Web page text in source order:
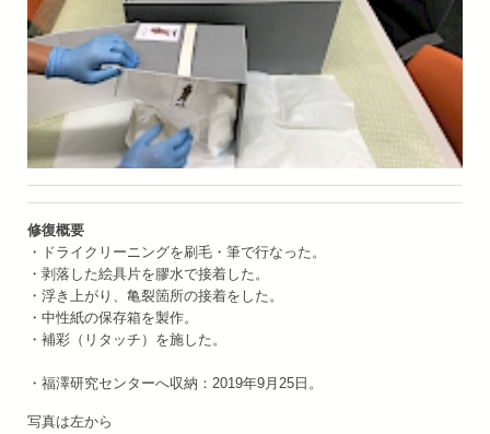
修復概要
・ドライクリーニングを刷毛・筆で行なった。
・剥落した絵具片を膠水で接着した。
・浮き上がり、亀裂箇所の接着をした。
・中性紙の保存箱を製作。
・補彩（リタッチ）を施した。
・福澤研究センターへ収納：2019年9月25日。
写真は左から